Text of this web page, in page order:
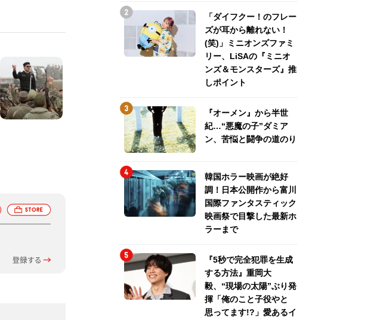
「ダイフクー！のフレー
ズが耳から離れない！
(笑)」ミニオンズファミ
リー、LiSAの『ミニオ
ンズ＆モンスターズ』推
しポイント
『オーメン』から半世
紀…“悪魔の子”ダミア
ン、苦悩と闘争の道のり
韓国ホラー映画が絶好
調！日本公開作から富川
国際ファンタスティック
映画祭で目撃した最新ホ
ラーまで
『5秒で完全犯罪を生成
する方法』重岡大
毅、“現場の太陽”ぶり発
揮「俺のこと子役やと
思ってます!?」愛あるイ